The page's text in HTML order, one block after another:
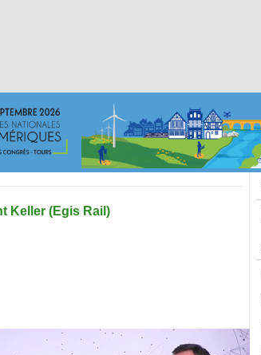
Keller (Egis Rail)